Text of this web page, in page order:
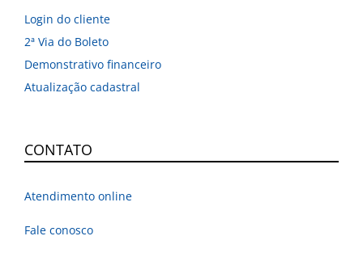
Login do cliente
2ª Via do Boleto
Demonstrativo financeiro
Atualização cadastral
CONTATO
Atendimento online
Fale conosco